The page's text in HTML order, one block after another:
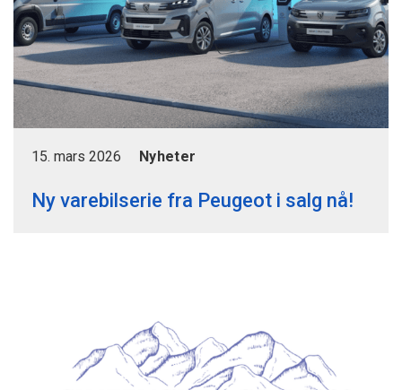
15. mars 2026 Nyheter
Ny varebilserie fra Peugeot i salg nå!